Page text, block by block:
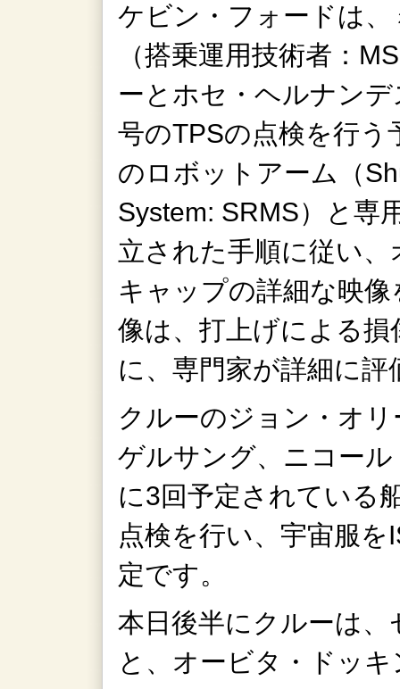
ケビン・フォードは
（搭乗運用技術者：
ーとホセ・ヘルナン
号のTPSの点検を行
のロボットアーム（
System: SRMS）と専
立された手順に従い
キャップの詳細な映
像は、打上げによる
に、専門家が詳細に評
クルーのジョン・オ
ゲルサング、ニコー
に3回予定されている
点検を行い、宇宙服
定です。
本日後半にクルーは
と、オービタ・ドッ